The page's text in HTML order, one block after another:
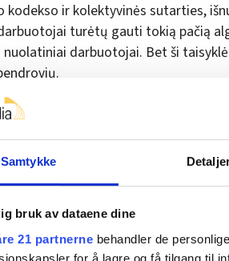
Samtykke
bruk av dataene dine
21 partnerne behandler de
for å lagre og få tilgang til
kodekso ir kolektyvinės sutarties,
turėtų gauti tokią pačią
nuolatiniai darbuotojai. Bet ši
neteisybę, kai dirbdavau lygiai tą patį
darbuotojams
darbo kodekse, tiek sutartyje